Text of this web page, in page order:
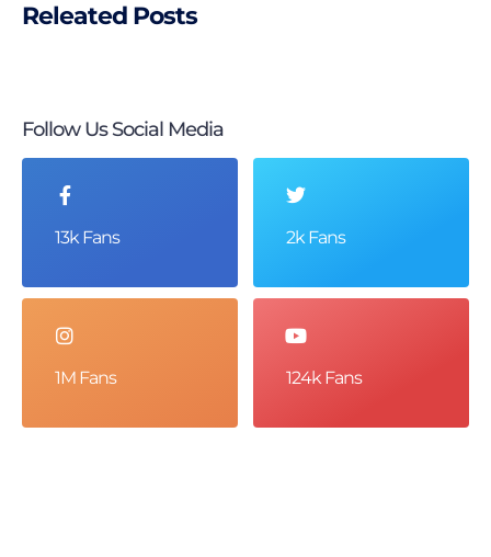
Releated Posts
Follow Us Social Media
13k Fans 2k Fans
1M Fans 124k Fans